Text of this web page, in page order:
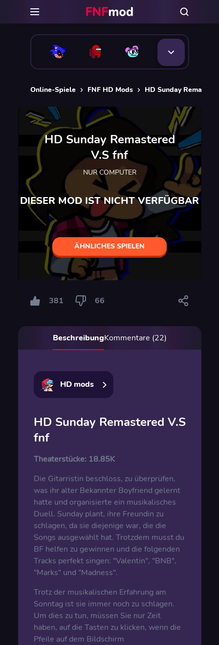
Online-Spiele FNF HD Mods HD Sunday
HD Sunday Remastered
V.S fnf
NUR COMPUTER
DIESER MOD IST NICHT VERFÜGBAR
ÄHNLICHES SPIELEN
381 66
BeschreibungKommentare (22)
HD mods
HD Sunday Remastered V.S
fnf
Theaterstücke: 18.85K
Die Gitarristin beschloss, zu überprüfen,
was ihr alter Bekannter Boyfriend gelernt
hatte und organisierte ein musikalisches
Duell. Sunday plant, ihre Freundin zu
schlagen, da sie diejenige war, die die
Songs ausgewählt hat. Trotzdem musst du
BF helfen zu gewinnen und die folgenden
Tracks perfekt singen: "Valentin", "BNB",
"Marks" und "Madness".
Trotz der musikalischen Erfahrung am
Sonntag ist sie immer noch zu schlagen.
Um dies zu tun, müssen Sie nur Zeit
haben, auf die Tasten zu klicken, wenn die
Pfeile auf dem Bildschirm